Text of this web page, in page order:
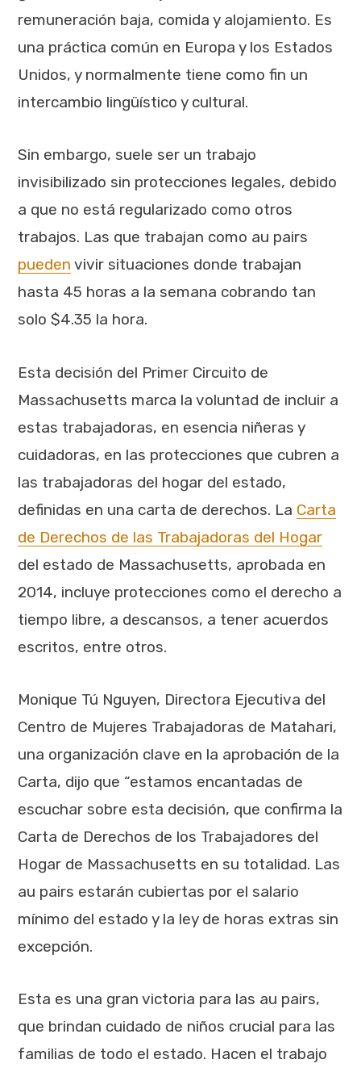
remuneración baja, comida y alojamiento. Es
una práctica común en Europa y los Estados
Unidos, y normalmente tiene como fin un
intercambio lingüístico y cultural.
Sin embargo, suele ser un trabajo
invisibilizado sin protecciones legales, debido
a que no está regularizado como otros
trabajos. Las que trabajan como au pairs
pueden vivir situaciones donde trabajan
hasta 45 horas a la semana cobrando tan
solo $4.35 la hora.
Esta decisión del Primer Circuito de
Massachusetts marca la voluntad de incluir a
estas trabajadoras, en esencia niñeras y
cuidadoras, en las protecciones que cubren a
las trabajadoras del hogar del estado,
definidas en una carta de derechos. La Carta
de Derechos de las Trabajadoras del Hogar
del estado de Massachusetts, aprobada en
2014, incluye protecciones como el derecho a
tiempo libre, a descansos, a tener acuerdos
escritos, entre otros.
Monique Tú Nguyen, Directora Ejecutiva del
Centro de Mujeres Trabajadoras de Matahari,
una organización clave en la aprobación de la
Carta, dijo que “estamos encantadas de
escuchar sobre esta decisión, que confirma la
Carta de Derechos de los Trabajadores del
Hogar de Massachusetts en su totalidad. Las
au pairs estarán cubiertas por el salario
mínimo del estado y la ley de horas extras sin
excepción.
Esta es una gran victoria para las au pairs,
que brindan cuidado de niños crucial para las
familias de todo el estado. Hacen el trabajo